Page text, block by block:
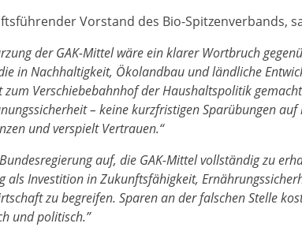
Vorstand des Bio-Spitzenverbands,
der GAK-Mittel wäre ein klarer Wortbruch
in Nachhaltigkeit, Ökolandbau und ländliche
Verschiebebahnhof der Haushaltspolitik
– keine kurzfristigen Sparübungen
und verspielt Vertrauen.“
auf, die GAK-Mittel vollständig zu
als Investition in Zukunftsfähigkeit,
zu begreifen. Sparen an der falschen Stelle
und politisch.”